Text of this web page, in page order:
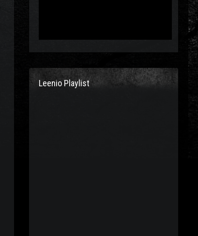
Leenio Playlist